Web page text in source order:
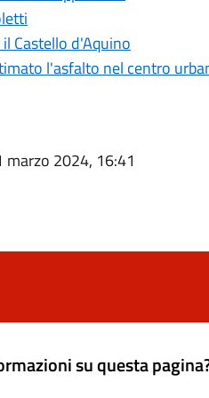
Castello d'Aquino
l'asfalto nel centro
marzo 2024, 16:41
su questa